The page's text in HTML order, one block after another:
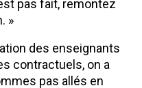
pas fait, remontez
»
des enseignants
contractuels, on a
pas allés en